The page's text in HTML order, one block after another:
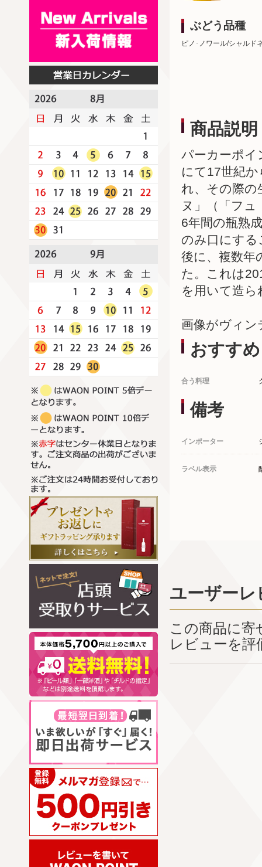
ぶどう品種
ピノ･ノワール/シャルド
商品説明
パーカーポイ
にて17世紀
れ、その際の
ヌ」（「フ
6年間の瓶熟
のみ口にする
後に、複数年
た。これは
を用いて造
画像がヴィン
おすすめ
合う料理
備考
インポーター
ラベル表示
ユーザーレ
この商品に
レビューを評